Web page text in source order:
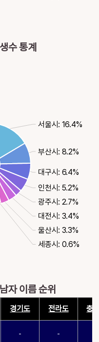
수 통계
서울시: 16.4%
부산시: 8.2%
대구시: 6.4%
인천시: 5.2%
광주시: 2.7%
대전시: 3.4%
울산시: 3.3%
세종시: 0.6%
자 이름 순위
경기도 전라도 충
- -